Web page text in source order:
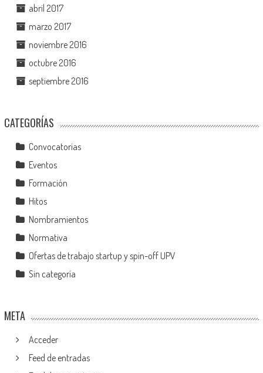
abril 2017
marzo 2017
noviembre 2016
octubre 2016
septiembre 2016
CATEGORÍAS
Convocatorias
Eventos
Formación
Hitos
Nombramientos
Normativa
Ofertas de trabajo startup y spin-off UPV
Sin categoría
META
Acceder
Feed de entradas